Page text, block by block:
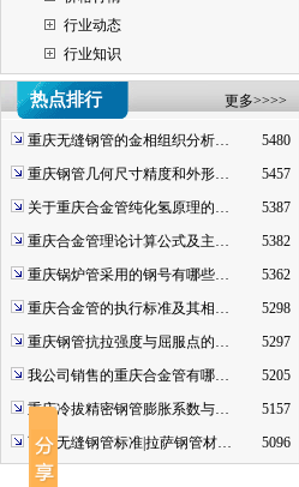
行业动态
行业知识
热点排行 更多>>>>
重庆无缝钢管的金相组织分析…
5480
重庆钢管几何尺寸精度和外形…
5457
关于重庆合金管纯化氢原理的…
5387
重庆合金管理论计算公式及主…
5382
重庆锅炉管采用的钢号有哪些…
5362
重庆合金管的执行标准及其相…
5298
重庆钢管抗拉强度与屈服点的…
5297
我公司销售的重庆合金管有哪…
5205
重庆冷拔精密钢管膨胀系数与…
5157
西藏无缝钢管标准|拉萨钢管材…
5096